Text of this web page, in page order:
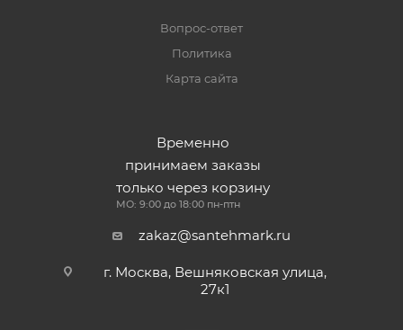
Вопрос-ответ
Политика
Карта сайта
Временно
принимаем заказы
только через корзину
МО: 9:00 до 18:00 пн-птн
zakaz@santehmark.ru
г. Москва, Вешняковская улица,
27к1